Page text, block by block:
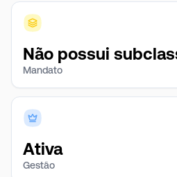
Não possui
Mandato
Ativa
Gestão